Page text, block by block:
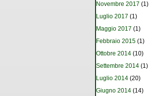
Novembre 2017 (1)
Luglio 2017 (1)
Maggio 2017 (1)
Febbraio 2015 (1)
Ottobre 2014 (10)
Settembre 2014 (1)
Luglio 2014 (20)
Giugno 2014 (14)